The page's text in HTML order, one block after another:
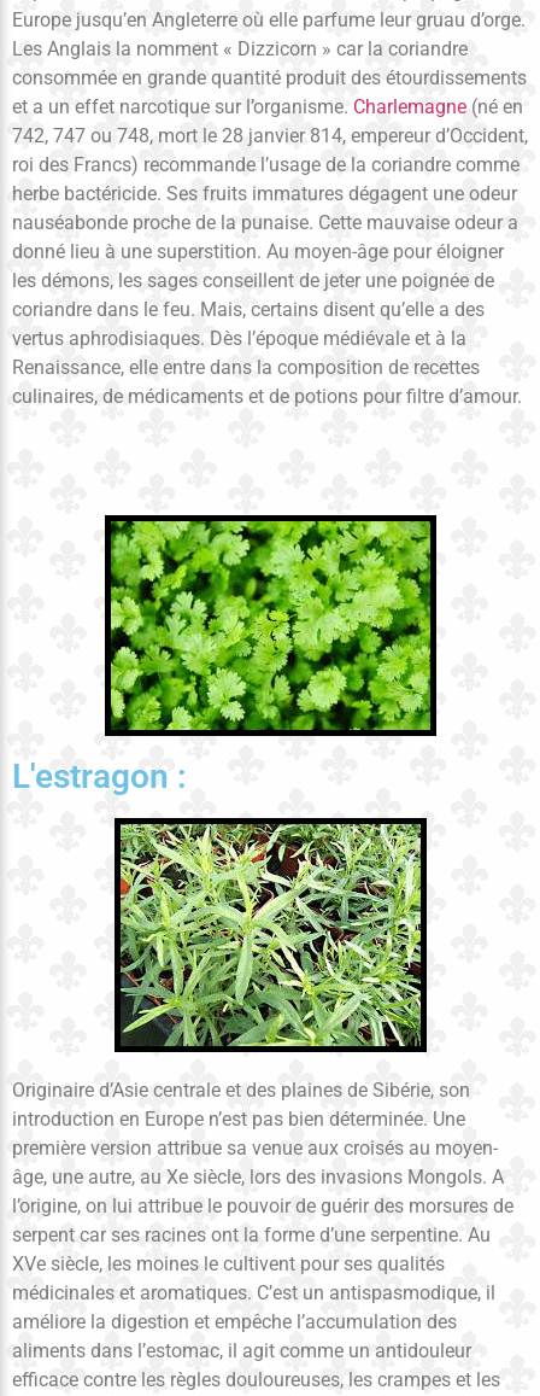
Europe jusqu’en Angleterre où elle parfume leur gruau d’orge.
Les Anglais la nomment « Dizzicorn » car la coriandre
consommée en grande quantité produit des étourdissements
et a un effet narcotique sur l’organisme. Charlemagne (né en
742, 747 ou 748, mort le 28 janvier 814, empereur d’Occident,
roi des Francs) recommande l’usage de la coriandre comme
herbe bactéricide. Ses fruits immatures dégagent une odeur
nauséabonde proche de la punaise. Cette mauvaise odeur a
donné lieu à une superstition. Au moyen-âge pour éloigner
les démons, les sages conseillent de jeter une poignée de
coriandre dans le feu. Mais, certains disent qu’elle a des
vertus aphrodisiaques. Dès l’époque médiévale et à la
Renaissance, elle entre dans la composition de recettes
culinaires, de médicaments et de potions pour filtre d’amour.
L'estragon :
Originaire d’Asie centrale et des plaines de Sibérie, son
introduction en Europe n’est pas bien déterminée. Une
première version attribue sa venue aux croisés au moyen-
âge, une autre, au Xe siècle, lors des invasions Mongols. A
l’origine, on lui attribue le pouvoir de guérir des morsures de
serpent car ses racines ont la forme d’une serpentine. Au
XVe siècle, les moines le cultivent pour ses qualités
médicinales et aromatiques. C’est un antispasmodique, il
améliore la digestion et empêche l’accumulation des
aliments dans l’estomac, il agit comme un antidouleur
efficace contre les règles douloureuses, les crampes et les